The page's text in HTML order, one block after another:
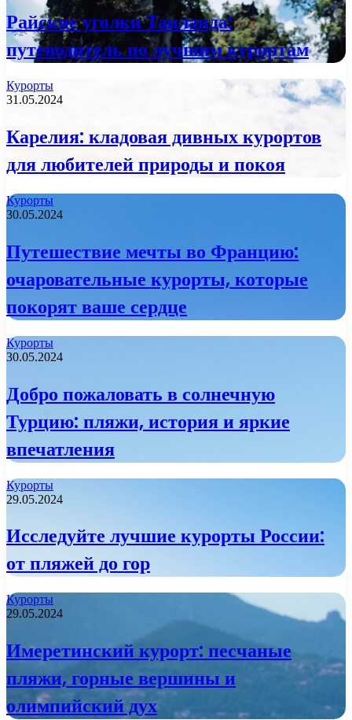
Райские уголки Таиланда:
путеводитель по лучшим курортам
Курорты
31.05.2024
Карелия: кладовая дивных курортов
для любителей природы и покоя
Курорты
30.05.2024
Путешествие мечты во Францию:
очаровательные курорты, которые
покорят ваше сердце
Курорты
30.05.2024
Добро пожаловать в солнечную
Турцию: пляжи, история и яркие
впечатления
Курорты
29.05.2024
Исследуйте лучшие курорты России:
от пляжей до гор
Курорты
29.05.2024
Имеретинский курорт: песчаные
пляжи, горные вершины и
олимпийский дух